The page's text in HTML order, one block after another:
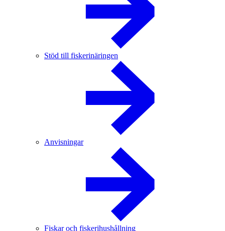
Stöd till fiskerinäringen
Anvisningar
Fiskar och fiskerihushållning